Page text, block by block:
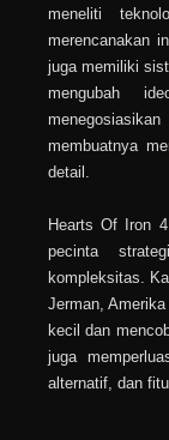
meneliti
merencanakan
juga memiliki
mengubah
membuatnya
detail.
Hearts Of Iron
pecinta
kompleksitas.
Jerman,
kecil dan
juga
alternatif, dan